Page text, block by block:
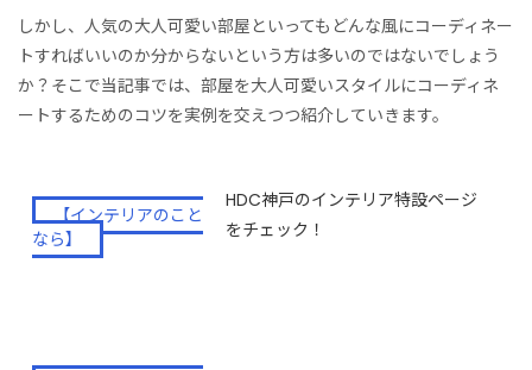
しかし、人気の大人可愛い部屋といってもどんな風にコーディネー
トすればいいのか分からないという方は多いのではないでしょう
か？そこで当記事では、部屋を大人可愛いスタイルにコーディネ
ートするためのコツを実例を交えつつ紹介していきます。
【インテリアのこと
なら】
HDC神戸のインテリア特設ページ
をチェック！